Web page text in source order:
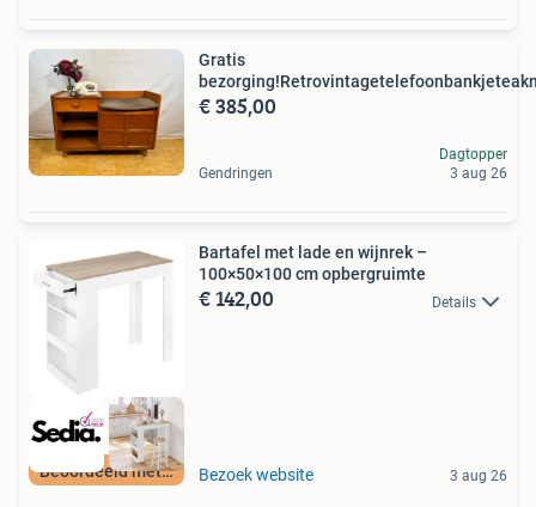
Gratis
€ 385,00
Gendringen
Dagtopper
3 aug 26
Beoordeeld met 9+
Bartafel met lade en wijnrek –
100×50×100 cm opbergruimte
€ 142,00 Details
Bezoek website 3 aug 26